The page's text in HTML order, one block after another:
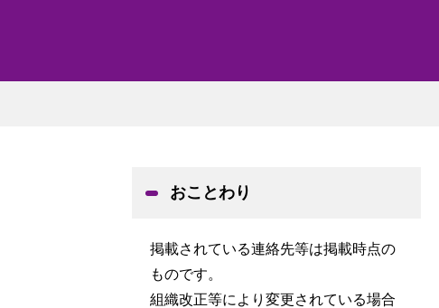
おことわり
掲載されている連絡先等は掲載時点の
ものです。
組織改正等により変更されている場合